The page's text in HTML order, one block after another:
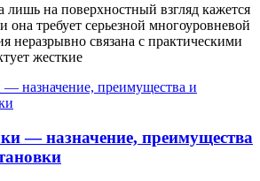
лишь на поверхностный взгляд кажется
она требует серьезной многоуровневой
неразрывно связана с практическими
жесткие
— назначение, преимущества